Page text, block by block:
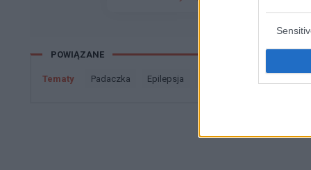
czasami silniejsze. W dniu po zabiegu
samo, ogólnie złe samopoczucie,
ciśnienia nigdy nie było. Krew z
dobrze, na następny dzień ciśnienie się
130/90 Itp. Czy ktoś z państwa mail takie objawy? Czy będzie konieczne leczenie nadcisnienia?
POWIĄZANE
Tematy padaczka epilepsja